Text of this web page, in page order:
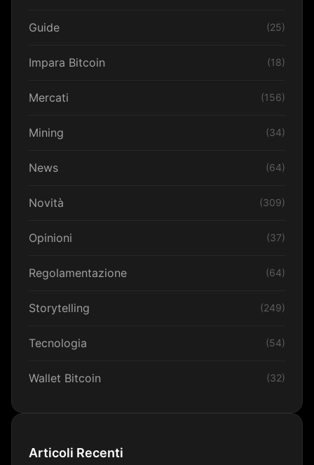
Guide (25)
Impara Bitcoin (18)
Mercati (156)
Mining (34)
News (64)
Novità (309)
Opinioni (37)
Regolamentazione (64)
Storytelling (249)
Tecnologia (54)
Wallet Bitcoin (32)
Articoli Recenti